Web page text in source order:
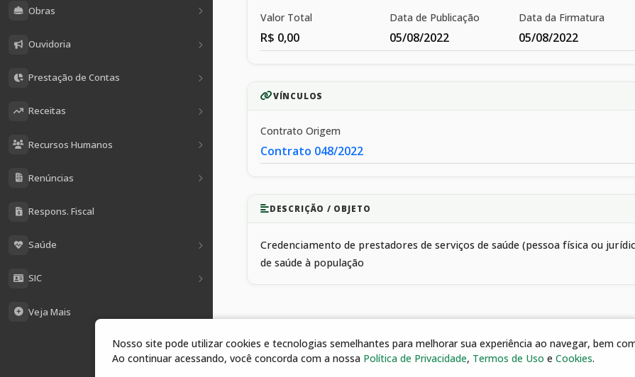
Obras
Ouvidoria
Prestação de Contas
Receitas
Recursos Humanos
Renúncias
Respons. Fiscal
Saúde
SIC
Veja Mais
Valor Total
R$ 0,00
Data de Publicação
05/08/2022
Data da Firmatura
05/08/2022
VÍNCULOS
Contrato Origem
Contrato 048/2022
DESCRIÇÃO / OBJETO
Credenciamento de prestadores de serviços de saúde (pessoa física ou
de saúde à população
1 arquivos
Nosso site pode utilizar cookies e tecnologias semelhantes para melhorar sua experiência ao navegar, bem
Ao continuar acessando, você concorda com a nossa Política de Privacidade, Termos de Uso eCookies.